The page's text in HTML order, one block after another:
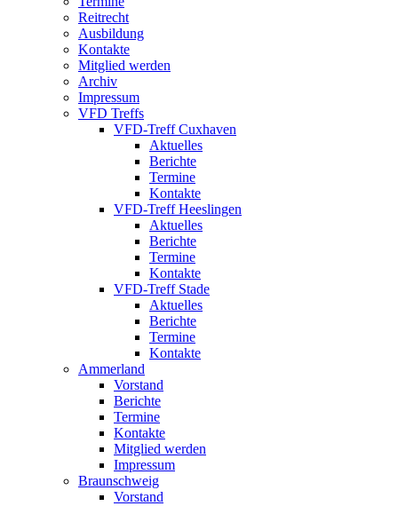
Reitrecht
Ausbildung
Kontakte
Mitglied werden
Archiv
Impressum
VFD Treffs
VFD-Treff Cuxhaven
Aktuelles
Berichte
Termine
Kontakte
VFD-Treff Heeslingen
Aktuelles
Berichte
Termine
Kontakte
VFD-Treff Stade
Aktuelles
Berichte
Termine
Kontakte
Ammerland
Vorstand
Berichte
Termine
Kontakte
Mitglied werden
Impressum
Braunschweig
Vorstand